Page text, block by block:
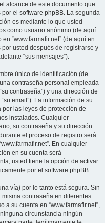
alcance de este documento que
el software phpBB. La segunda
es mediante lo que usted
como usuario anónimo (de aquí
“www.farmafir.net” (de aquí en
usted después de registrarse y
“sus mensajes”).
único de identificación (de
contraseña personal empleada
contraseña”) y una dirección de
email”). La información de su
por las leyes de protección de
instalados. Cualquier
su contraseña y su dirección
el proceso de registro será
En cualquier
en su cuenta será
usted tiene la opción de activar
por el software phpBB.
vía) por lo tanto está segura. Sin
contraseña en diferentes
a su cuenta en “www.farmafir.net”,
circunstancia ningún